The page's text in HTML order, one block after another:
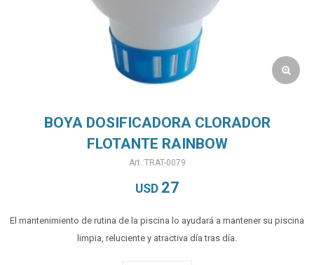
BOYA DOSIFICADORA CLORADOR
FLOTANTE RAINBOW
TRAT-0079
USD 27
El mantenimiento de rutina de la piscina lo ayudará a mantener su piscina
limpia, reluciente y atractiva día tras día.